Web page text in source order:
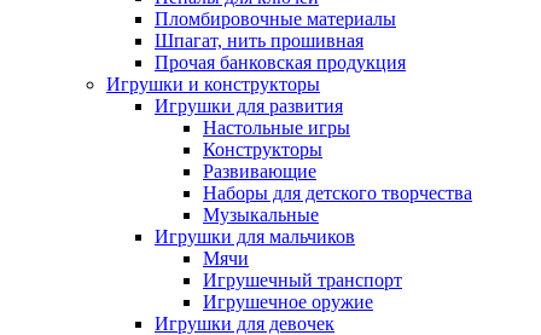
Пломбировочные материалы
Шпагат, нить прошивная
Прочая банковская продукция
Игрушки и конструкторы
Игрушки для развития
Настольные игры
Конструкторы
Развивающие
Наборы для детского творчества
Музыкальные
Игрушки для мальчиков
Мячи
Игрушечный транспорт
Игрушечное оружие
Игрушки для девочек